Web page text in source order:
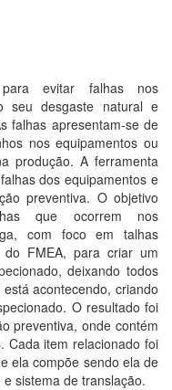
evitar falhas nos
seu desgaste natural e
falhas apresentam-se de
nos equipamentos ou
produção. A ferramenta
dos equipamentos e
preventiva. O objetivo
que ocorrem nos
com foco em talhas
FMEA, para criar um
deixando todos
acontecendo, criando
O resultado foi
preventiva, onde contém
Cada item relacionado foi
ela compõe sendo ela de
sistema de translação.